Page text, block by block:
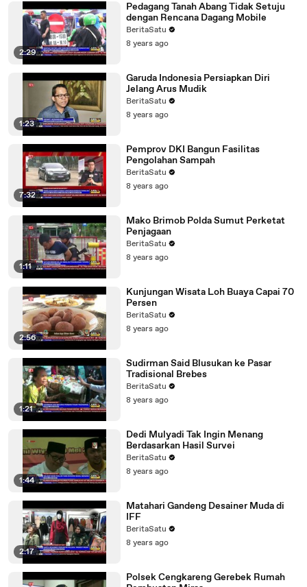
2:29
Pedagang Tanah Abang Tidak Setuju
dengan Rencana Dagang Mobile
BeritaSatu
8 years ago
1:23
Garuda Indonesia Persiapkan Diri
Jelang Arus Mudik
BeritaSatu
8 years ago
7:32
Pemprov DKI Bangun Fasilitas
Pengolahan Sampah
BeritaSatu
8 years ago
1:11
Mako Brimob Polda Sumut Perketat
Penjagaan
BeritaSatu
8 years ago
2:56
Kunjungan Wisata Loh Buaya Capai 70
Persen
BeritaSatu
8 years ago
1:21
Sudirman Said Blusukan ke Pasar
Tradisional Brebes
BeritaSatu
8 years ago
1:44
Dedi Mulyadi Tak Ingin Menang
Berdasarkan Hasil Survei
BeritaSatu
8 years ago
2:17
Matahari Gandeng Desainer Muda di
IFF
BeritaSatu
8 years ago
Polsek Cengkareng Gerebek Rumah